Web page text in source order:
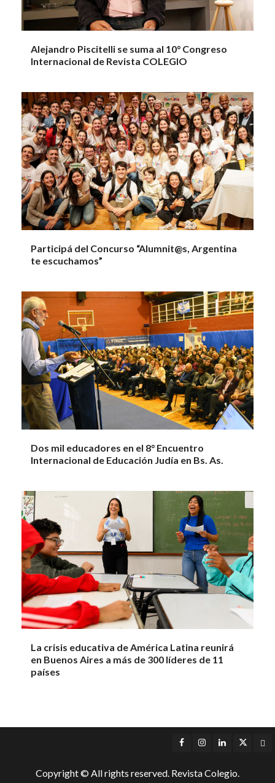
Alejandro Piscitelli se suma al 10° Congreso
Internacional de Revista COLEGIO
Participá del Concurso “Alumnit@s, Argentina
te escuchamos”
Dos mil educadores en el 8° Encuentro
Internacional de Educación Judía en Bs. As.
La crisis educativa de América Latina reunirá
en Buenos Aires a más de 300 líderes de 11
países
Facebook
Instagram
LinkedInTwitter
Copyright © All rights reserved. Revista Colegio.